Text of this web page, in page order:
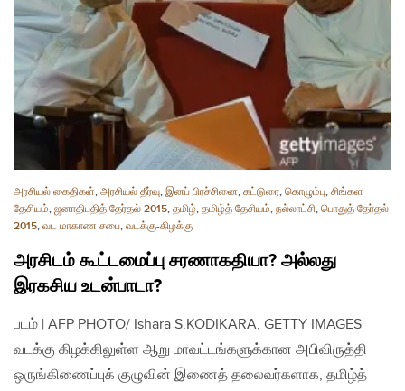
அரசியல் கைதிகள், அரசியல் தீர்வு, இனப் பிரச்சினை, கட்டுரை, கொழும்பு, சிங்கள
தேசியம், ஜனாதிபதித் தேர்தல் 2015, தமிழ், தமிழ்த் தேசியம், நல்லாட்சி, பொதுத் தேர்தல்
2015, வட மாகாண சபை, வடக்கு-கிழக்கு
அரசிடம் கூட்டமைப்பு சரணாகதியா? அல்லது
இரகசிய உடன்பாடா?
படம் | AFP PHOTO/ Ishara S.KODIKARA, GETTY IMAGES
வடக்கு கிழக்கிலுள்ள ஆறு மாவட்டங்களுக்கான அபிவிருத்தி
ஒருங்கிணைப்புக் குழுவின் இணைத் தலைவர்களாக, தமிழ்த்